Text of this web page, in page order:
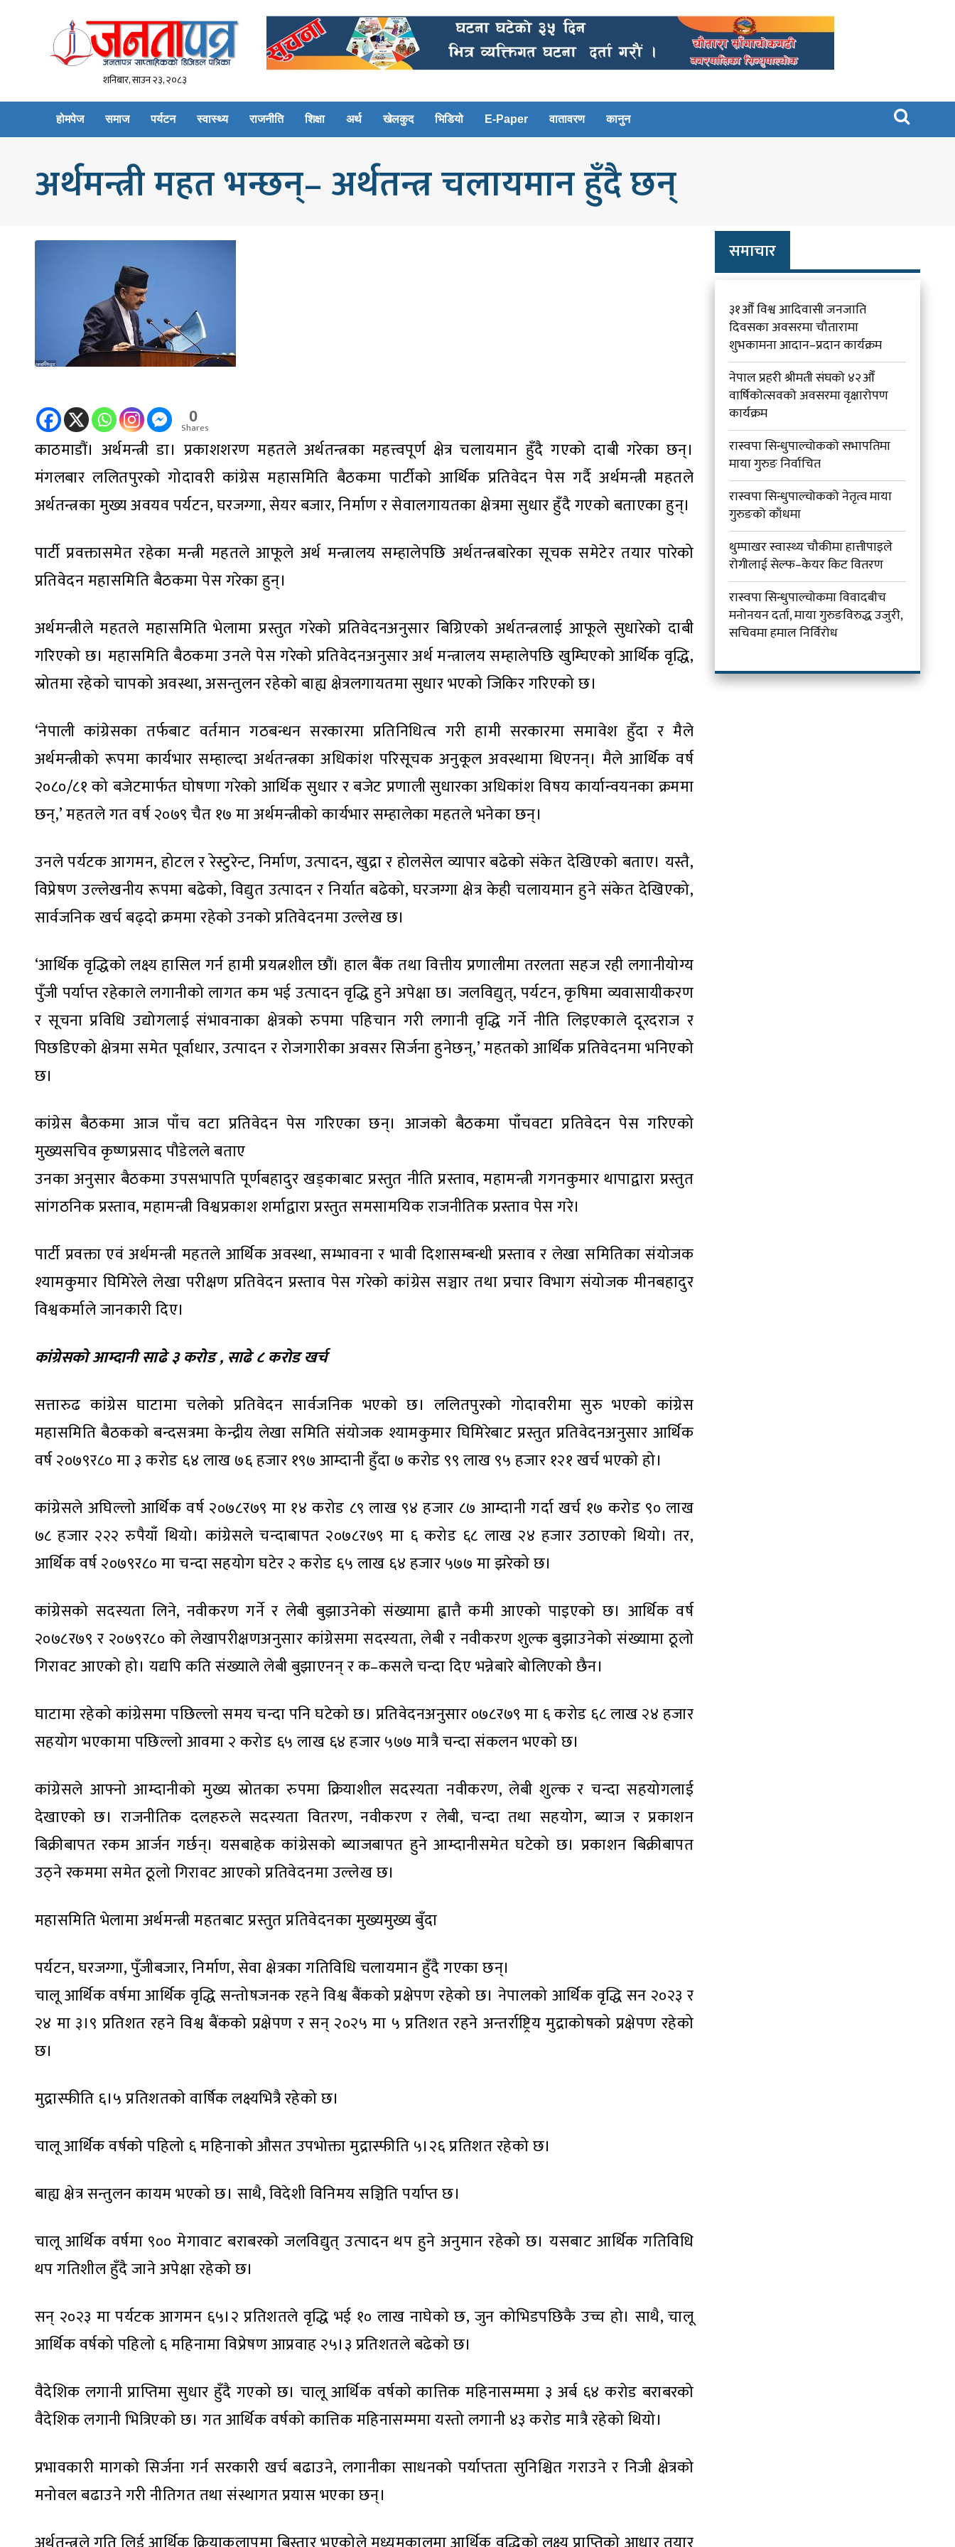
शनिबार, साउन २३, २०८३
होमपेज समाज पर्यटन स्वास्थ्य राजनीति शिक्षा अर्थ खेलकुद भिडियो E-Paper वातावरण कानुन 
अर्थमन्त्री महत भन्छन्– अर्थतन्त्र चलायमान हुँदै छन्
0
Shares
काठमाडौं। अर्थमन्त्री डा। प्रकाशशरण महतले अर्थतन्त्रका महत्त्वपूर्ण क्षेत्र चलायमान हुँदै गएको दाबी गरेका छन्।
मंगलबार ललितपुरको गोदावरी कांग्रेस महासमिति बैठकमा पार्टीको आर्थिक प्रतिवेदन पेस गर्दै अर्थमन्त्री महतले
अर्थतन्त्रका मुख्य अवयव पर्यटन, घरजग्गा, सेयर बजार, निर्माण र सेवालगायतका क्षेत्रमा सुधार हुँदै गएको बताएका हुन्।
पार्टी प्रवक्तासमेत रहेका मन्त्री महतले आफूले अर्थ मन्त्रालय सम्हालेपछि अर्थतन्त्रबारेका सूचक समेटेर तयार पारेको
प्रतिवेदन महासमिति बैठकमा पेस गरेका हुन्।
अर्थमन्त्रीले महतले महासमिति भेलामा प्रस्तुत गरेको प्रतिवेदनअनुसार बिग्रिएको अर्थतन्त्रलाई आफूले सुधारेको दाबी
गरिएको छ। महासमिति बैठकमा उनले पेस गरेको प्रतिवेदनअनुसार अर्थ मन्त्रालय सम्हालेपछि खुम्चिएको आर्थिक वृद्धि,
स्रोतमा रहेको चापको अवस्था, असन्तुलन रहेको बाह्य क्षेत्रलगायतमा सुधार भएको जिकिर गरिएको छ।
‘नेपाली कांग्रेसका तर्फबाट वर्तमान गठबन्धन सरकारमा प्रतिनिधित्व गरी हामी सरकारमा समावेश हुँदा र मैले
अर्थमन्त्रीको रूपमा कार्यभार सम्हाल्दा अर्थतन्त्रका अधिकांश परिसूचक अनुकूल अवस्थामा थिएनन्। मैले आर्थिक वर्ष
२०८०/८१ को बजेटमार्फत घोषणा गरेको आर्थिक सुधार र बजेट प्रणाली सुधारका अधिकांश विषय कार्यान्वयनका क्रममा
छन्,’ महतले गत वर्ष २०७९ चैत १७ मा अर्थमन्त्रीको कार्यभार सम्हालेका महतले भनेका छन्।
उनले पर्यटक आगमन, होटल र रेस्टुरेन्ट, निर्माण, उत्पादन, खुद्रा र होलसेल व्यापार बढेको संकेत देखिएको बताए। यस्तै,
विप्रेषण उल्लेखनीय रूपमा बढेको, विद्युत उत्पादन र निर्यात बढेको, घरजग्गा क्षेत्र केही चलायमान हुने संकेत देखिएको,
सार्वजनिक खर्च बढ्दो क्रममा रहेको उनको प्रतिवेदनमा उल्लेख छ।
‘आर्थिक वृद्धिको लक्ष्य हासिल गर्न हामी प्रयत्नशील छौं। हाल बैंक तथा वित्तीय प्रणालीमा तरलता सहज रही लगानीयोग्य
पुँजी पर्याप्त रहेकाले लगानीको लागत कम भई उत्पादन वृद्धि हुने अपेक्षा छ। जलविद्युत्, पर्यटन, कृषिमा व्यवासायीकरण
र सूचना प्रविधि उद्योगलाई संभावनाका क्षेत्रको रुपमा पहिचान गरी लगानी वृद्धि गर्ने नीति लिइएकाले दूरदराज र
पिछडिएको क्षेत्रमा समेत पूर्वाधार, उत्पादन र रोजगारीका अवसर सिर्जना हुनेछन्,’ महतको आर्थिक प्रतिवेदनमा भनिएको
छ।
कांग्रेस बैठकमा आज पाँच वटा प्रतिवेदन पेस गरिएका छन्। आजको बैठकमा पाँचवटा प्रतिवेदन पेस गरिएको
मुख्यसचिव कृष्णप्रसाद पौडेलले बताए
उनका अनुसार बैठकमा उपसभापति पूर्णबहादुर खड्काबाट प्रस्तुत नीति प्रस्ताव, महामन्त्री गगनकुमार थापाद्वारा प्रस्तुत
सांगठनिक प्रस्ताव, महामन्त्री विश्वप्रकाश शर्माद्वारा प्रस्तुत समसामयिक राजनीतिक प्रस्ताव पेस गरे।
पार्टी प्रवक्ता एवं अर्थमन्त्री महतले आर्थिक अवस्था, सम्भावना र भावी दिशासम्बन्धी प्रस्ताव र लेखा समितिका संयोजक
श्यामकुमार घिमिरेले लेखा परीक्षण प्रतिवेदन प्रस्ताव पेस गरेको कांग्रेस सञ्चार तथा प्रचार विभाग संयोजक मीनबहादुर
विश्वकर्माले जानकारी दिए।
कांग्रेसको आम्दानी साढे ३ करोड , साढे ८ करोड खर्च
सत्तारुढ कांग्रेस घाटामा चलेको प्रतिवेदन सार्वजनिक भएको छ। ललितपुरको गोदावरीमा सुरु भएको कांग्रेस
महासमिति बैठकको बन्दसत्रमा केन्द्रीय लेखा समिति संयोजक श्यामकुमार घिमिरेबाट प्रस्तुत प्रतिवेदनअनुसार आर्थिक
वर्ष २०७९र८० मा ३ करोड ६४ लाख ७६ हजार १९७ आम्दानी हुँदा ७ करोड ९९ लाख ९५ हजार १२१ खर्च भएको हो।
कांग्रेसले अघिल्लो आर्थिक वर्ष २०७८र७९ मा १४ करोड ८९ लाख ९४ हजार ८७ आम्दानी गर्दा खर्च १७ करोड ९० लाख
७८ हजार २२२ रुपैयाँ थियो। कांग्रेसले चन्दाबापत २०७८र७९ मा ६ करोड ६८ लाख २४ हजार उठाएको थियो। तर,
आर्थिक वर्ष २०७९र८० मा चन्दा सहयोग घटेर २ करोड ६५ लाख ६४ हजार ५७७ मा झरेको छ।
कांग्रेसको सदस्यता लिने, नवीकरण गर्ने र लेबी बुझाउनेको संख्यामा ह्वात्तै कमी आएको पाइएको छ। आर्थिक वर्ष
२०७८र७९ र २०७९र८० को लेखापरीक्षणअनुसार कांग्रेसमा सदस्यता, लेबी र नवीकरण शुल्क बुझाउनेको संख्यामा ठूलो
गिरावट आएको हो। यद्यपि कति संख्याले लेबी बुझाएनन् र क–कसले चन्दा दिए भन्नेबारे बोलिएको छैन।
घाटामा रहेको कांग्रेसमा पछिल्लो समय चन्दा पनि घटेको छ। प्रतिवेदनअनुसार ०७८र७९ मा ६ करोड ६८ लाख २४ हजार
सहयोग भएकामा पछिल्लो आवमा २ करोड ६५ लाख ६४ हजार ५७७ मात्रै चन्दा संकलन भएको छ।
कांग्रेसले आफ्नो आम्दानीको मुख्य स्रोतका रुपमा क्रियाशील सदस्यता नवीकरण, लेबी शुल्क र चन्दा सहयोगलाई
देखाएको छ। राजनीतिक दलहरुले सदस्यता वितरण, नवीकरण र लेबी, चन्दा तथा सहयोग, ब्याज र प्रकाशन
बिक्रीबापत रकम आर्जन गर्छन्। यसबाहेक कांग्रेसको ब्याजबापत हुने आम्दानीसमेत घटेको छ। प्रकाशन बिक्रीबापत
उठ्ने रकममा समेत ठूलो गिरावट आएको प्रतिवेदनमा उल्लेख छ।
महासमिति भेलामा अर्थमन्त्री महतबाट प्रस्तुत प्रतिवेदनका मुख्यमुख्य बुँदा
पर्यटन, घरजग्गा, पुँजीबजार, निर्माण, सेवा क्षेत्रका गतिविधि चलायमान हुँदै गएका छन्।
चालू आर्थिक वर्षमा आर्थिक वृद्धि सन्तोषजनक रहने विश्व बैंकको प्रक्षेपण रहेको छ। नेपालको आर्थिक वृद्धि सन २०२३ र
२४ मा ३।९ प्रतिशत रहने विश्व बैंकको प्रक्षेपण र सन् २०२५ मा ५ प्रतिशत रहने अन्तर्राष्ट्रिय मुद्राकोषको प्रक्षेपण रहेको
छ।
मुद्रास्फीति ६।५ प्रतिशतको वार्षिक लक्ष्यभित्रै रहेको छ।
चालू आर्थिक वर्षको पहिलो ६ महिनाको औसत उपभोक्ता मुद्रास्फीति ५।२६ प्रतिशत रहेको छ।
बाह्य क्षेत्र सन्तुलन कायम भएको छ। साथै, विदेशी विनिमय सञ्चिति पर्याप्त छ।
चालू आर्थिक वर्षमा ९०० मेगावाट बराबरको जलविद्युत् उत्पादन थप हुने अनुमान रहेको छ। यसबाट आर्थिक गतिविधि
थप गतिशील हुँदै जाने अपेक्षा रहेको छ।
सन् २०२३ मा पर्यटक आगमन ६५।२ प्रतिशतले वृद्धि भई १० लाख नाघेको छ, जुन कोभिडपछिकै उच्च हो। साथै, चालू
आर्थिक वर्षको पहिलो ६ महिनामा विप्रेषण आप्रवाह २५।३ प्रतिशतले बढेको छ।
वैदेशिक लगानी प्राप्तिमा सुधार हुँदै गएको छ। चालू आर्थिक वर्षको कात्तिक महिनासम्ममा ३ अर्ब ६४ करोड बराबरको
वैदेशिक लगानी भित्रिएको छ। गत आर्थिक वर्षको कात्तिक महिनासम्ममा यस्तो लगानी ४३ करोड मात्रै रहेको थियो।
प्रभावकारी मागको सिर्जना गर्न सरकारी खर्च बढाउने, लगानीका साधनको पर्याप्तता सुनिश्चित गराउने र निजी क्षेत्रको
मनोवल बढाउने गरी नीतिगत तथा संस्थागत प्रयास भएका छन्।
समाचार
३१औँ विश्व आदिवासी जनजाति
दिवसका अवसरमा चौतारामा
शुभकामना आदान–प्रदान कार्यक्रम
नेपाल प्रहरी श्रीमती संघको ४२औँ
वार्षिकोत्सवको अवसरमा वृक्षारोपण
कार्यक्रम
रास्वपा सिन्धुपाल्चोकको सभापतिमा
माया गुरुङ निर्वाचित
रास्वपा सिन्धुपाल्चोकको नेतृत्व माया
गुरुङको काँधमा
थुम्पाखर स्वास्थ्य चौकीमा हात्तीपाइले
रोगीलाई सेल्फ–केयर किट वितरण
रास्वपा सिन्धुपाल्चोकमा विवादबीच
मनोनयन दर्ता, माया गुरुङविरुद्ध उजुरी,
सचिवमा हमाल निर्विरोध